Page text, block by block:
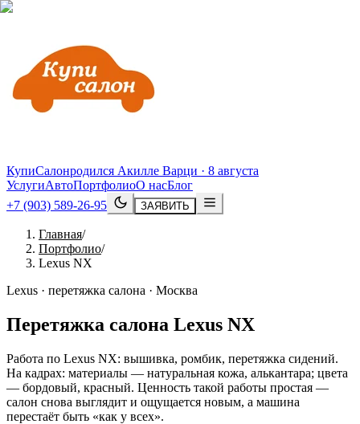
КупиСалонродился Акилле Варци · 8 августа
УслугиАвтоПортфолиоО насБлог
+7 (903) 589-26-95
ЗАЯВИТЬ
Главная/
Портфолио/
Lexus NX
Lexus · перетяжка салона · Москва
Перетяжка салона Lexus NX
Работа по Lexus NX: вышивка, ромбик, перетяжка сидений.
На кадрах: материалы — натуральная кожа, алькантара; цвета
— бордовый, красный. Ценность такой работы простая —
салон снова выглядит и ощущается новым, а машина
перестаёт быть «как у всех».